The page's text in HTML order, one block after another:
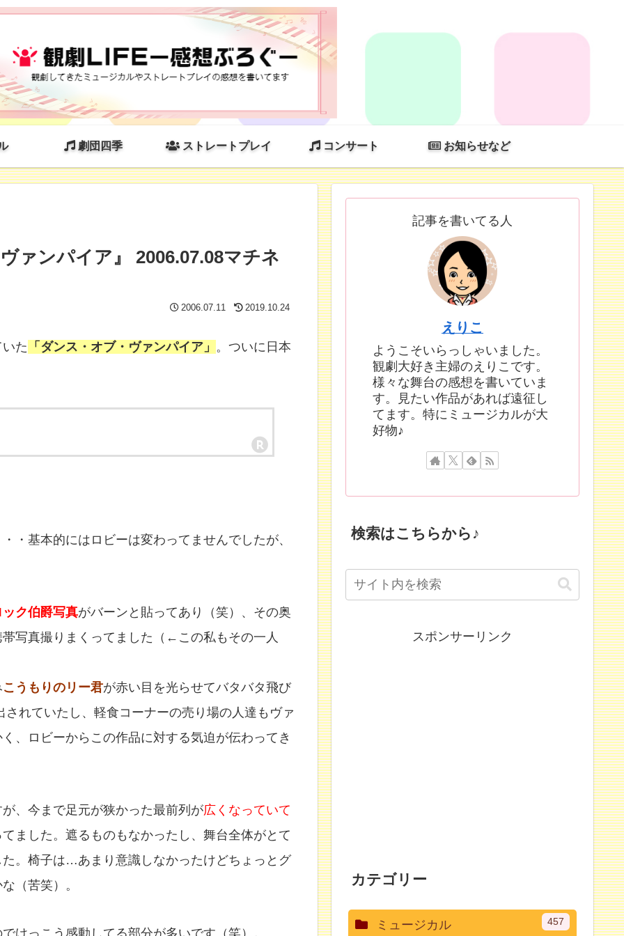
劇団四季 ストレートプレイ コンサート お知らせなど
ァンパイア』 2006.07.08マチネ
2006.07.11 2019.10.24
た 「ダンス・オブ・ヴァンパイア」 。ついに日本
・基本的にはロビーは変わってませんでしたが、
ク伯爵写真がバーンと貼ってあり（笑）、その奥
写真撮りまくってました（←この私もその一人
こうもりのリー君が赤い目を光らせてバタバタ飛び
れていたし、軽食コーナーの売り場の人達もヴァ
、ロビーからこの作品に対する気迫が伝わってき
、今まで足元が狭かった最前列が広くなっていて
ました。遮るものもなかったし、舞台全体がとて
。椅子は…あまり意識しなかったけどちょっとグ
（苦笑）。
けっこう感動してる部分が多いです（笑）。
記事を書いてる人
えりこ
ようこそいらっしゃいました。
観劇大好き主婦のえりこです。
様々な舞台の感想を書いていま
す。見たい作品があれば遠征し
てます。特にミュージカルが大
好物♪
検索はこちらから♪
スポンサーリンク
カテゴリー
ミュージカル 457